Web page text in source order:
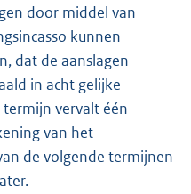
door middel van
kunnen
dat de aanslagen
in acht gelijke
vervalt één
van het
de volgende termijnen